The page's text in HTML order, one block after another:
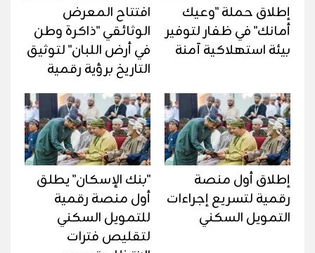
إطلاق حملة "وعيك
أمانك" في ظفار لتوفير
بيئة استهلاكية آمنة
افتتاح المعرض
الوثائقي "ذاكرة وطن
في أرض اللبان" لتوثيق
التاريخ برؤية رقمية
إطلاق أول منصة
رقمية لتسريع إجراءات
التمويل السكني
"بنك الإسكان" يطلق
أول منصة رقمية
للتمويل السكني
لتقليص فترات